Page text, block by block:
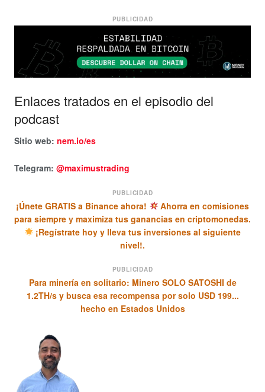
PUBLICIDAD
Enlaces tratados en el episodio del
podcast
Sitio web: nem.io/es
Telegram: @maximustrading
PUBLICIDAD
¡Únete GRATIS a Binance ahora!
Ahorra en comisiones
para siempre y maximiza tus ganancias en criptomonedas.
¡Regístrate hoy y lleva tus inversiones al siguiente
nivel!.
PUBLICIDAD
Para minería en solitario: Minero SOLO SATOSHI de
1.2TH/s y busca esa recompensa por solo USD 199...
hecho en Estados Unidos